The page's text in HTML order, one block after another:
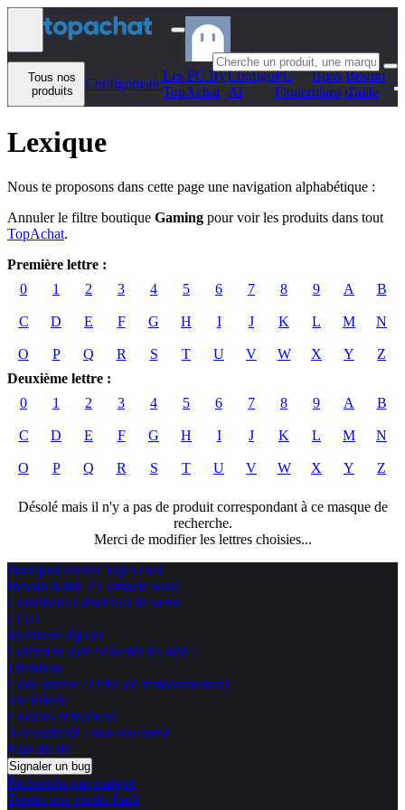
Aller au contenu
Tous nos
produits
Configomatic
Les PC By
TopAchat
Configo
Ai
PC
Finder
Bons
plans
Besoin
d'aide
Lexique
Nous te proposons dans cette page une navigation alphabétique :
Annuler le filtre boutique Gaming pour voir les produits dans tout
TopAchat.
Première lettre :
0
1 2 3 4 5 6 7 8 9 A B
C D E F G H I J K L M N
O P Q R S T U V W X Y
Z
Deuxième lettre :
0
1 2 3 4 5 6 7 8 9 A B
C D E F G H I J K L M N
O P Q R S T U V W X Y Z
Désolé mais il n'y a pas de produit correspondant à ce masque de
recherche.
Merci de modifier les lettres choisies...
Pourquoi choisir TopAchat
Besoin d'aide ? Contacte nous
Conditions Générales de vente
CGU
Mentions légales
Comment sont collectés les avis ?
Livraison
Code promo / Offre de remboursement
Vie Privée
Cookies et trackers
Accessibilité : non conforme
Plan du site
Signaler un bug
Recherche par marque
Toutes nos ventes flash